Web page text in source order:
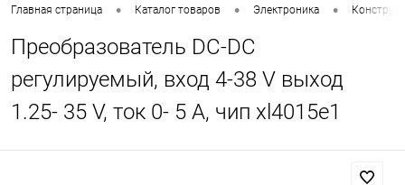
Главная страница • Каталог товаров • Электроника •
Преобразователь DC-DC
регулируемый, вход 4-38 V выход
1.25- 35 V, ток 0- 5 A, чип xl4015e1